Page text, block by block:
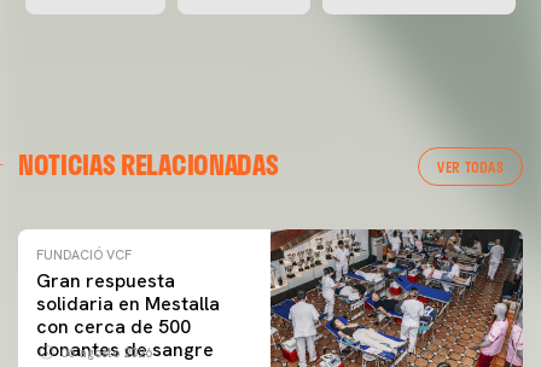
NOTICIAS RELACIONADAS VER TODAS
FUNDACIÓ VCF
Gran respuesta
solidaria en Mestalla
con cerca de 500
donantes de sangre
06 agosto 2026